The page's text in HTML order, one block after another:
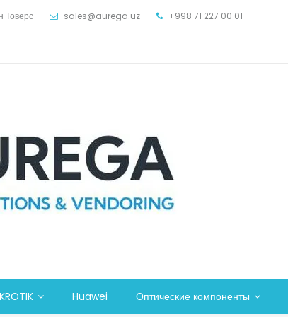
Товерс sales@aurega.uz +998 71 227 00 01
Huawei Оптические компоненты